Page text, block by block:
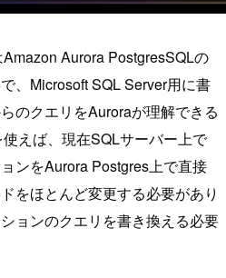
Aurora PostgresSQLの
、Microsoft SQL Server用に書
のクエリをAuroraが理解できる
えば、現在SQLサーバー上で
ンをAurora Postgres上で直接
をほとんど変更する必要があり
ョンのクエリを書き換える必要